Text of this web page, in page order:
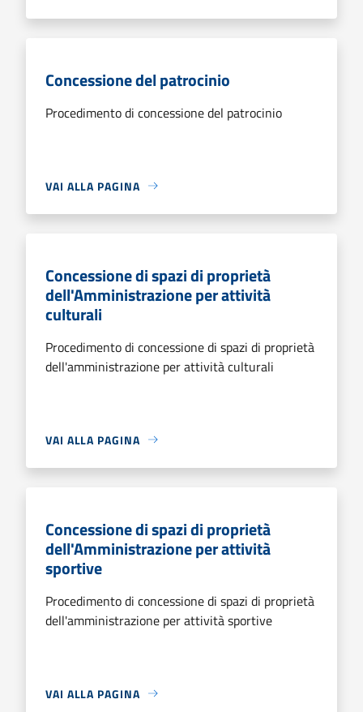
Concessione del patrocinio
Procedimento di concessione del patrocinio
VAI ALLA PAGINA
Concessione di spazi di proprietà
dell'Amministrazione per attività
culturali
Procedimento di concessione di spazi di proprietà
dell'amministrazione per attività culturali
VAI ALLA PAGINA
Concessione di spazi di proprietà
dell'Amministrazione per attività
sportive
Procedimento di concessione di spazi di proprietà
dell'amministrazione per attività sportive
VAI ALLA PAGINA